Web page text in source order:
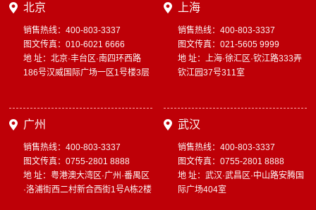
北京
销售热线：400-803-3337
图文传真：010-6021 6666
地 址：北京·丰台区·南四环西路
186号汉威国际广场一区1号楼3层
上海
销售热线：400-803-3337
图文传真：021-5605 9999
地 址：上海·徐汇区·钦江路333弄
钦江园37号311室
广州
销售热线：400-803-3337
图文传真：0755-2801 8888
地 址：粤港澳大湾区·广州·番禺区
·洛浦街西二村新合西街1号A栋2楼
武汉
销售热线：400-803-3337
图文传真：0755-2801 8888
地 址：武汉·武昌区·中山路安腾国
际广场404室